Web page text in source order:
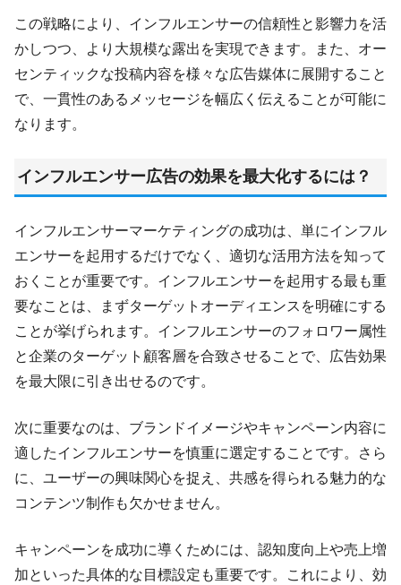
この戦略により、インフルエンサーの信頼性と影響力を活
かしつつ、より大規模な露出を実現できます。また、オー
センティックな投稿内容を様々な広告媒体に展開すること
で、一貫性のあるメッセージを幅広く伝えることが可能に
なります。
インフルエンサー広告の効果を最大化するには？
インフルエンサーマーケティングの成功は、単にインフル
エンサーを起用するだけでなく、適切な活用方法を知って
おくことが重要です。インフルエンサーを起用する最も重
要なことは、まずターゲットオーディエンスを明確にする
ことが挙げられます。インフルエンサーのフォロワー属性
と企業のターゲット顧客層を合致させることで、広告効果
を最大限に引き出せるのです。
次に重要なのは、ブランドイメージやキャンペーン内容に
適したインフルエンサーを慎重に選定することです。さら
に、ユーザーの興味関心を捉え、共感を得られる魅力的な
コンテンツ制作も欠かせません。
キャンペーンを成功に導くためには、認知度向上や売上増
加といった具体的な目標設定も重要です。これにより、効